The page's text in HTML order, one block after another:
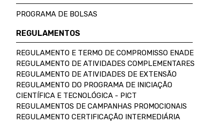
PROGRAMA DE BOLSAS
REGULAMENTOS
REGULAMENTO E TERMO DE COMPROMISSO ENADE
REGULAMENTO DE ATIVIDADES COMPLEMENTARES
REGULAMENTO DE ATIVIDADES DE EXTENSÃO
REGULAMENTO DO PROGRAMA DE INICIAÇÃO
CIENTÍFICA E TECNOLÓGICA - PICT
REGULAMENTOS DE CAMPANHAS PROMOCIONAIS
REGULAMENTO CERTIFICAÇÃO INTERMEDIÁRIA